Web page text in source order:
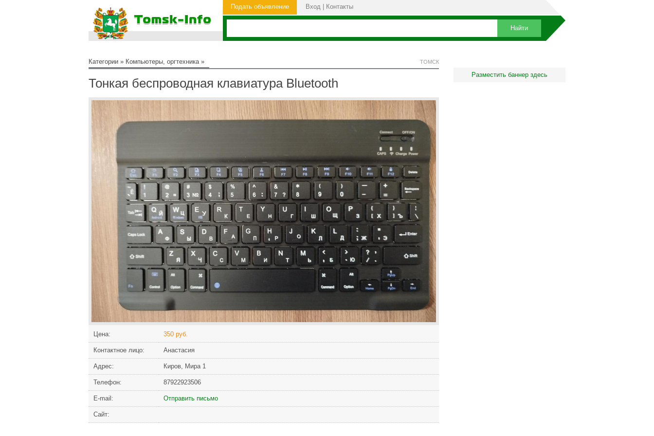
Подать объявление Вход Контакты
Категории » Компьютеры, оргтехника» ТОМСК
Тонкая беспроводная клавиатура Bluetooth
Цена: 350 руб.
Контактное лицо: Анастасия
Адрес: Киров, Мира 1
Телефон: 87922923506
Е-mail: Отправить письмо
Сайт:
Разместить баннер здесь